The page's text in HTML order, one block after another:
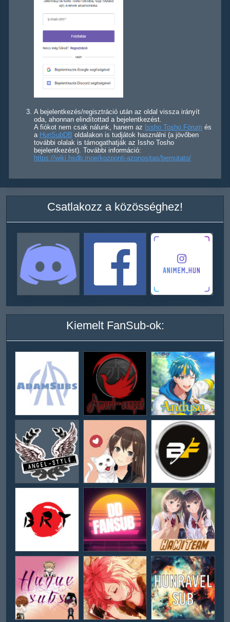
A bejelentkezés/regisztráció után az oldal vissza irányít
oda, ahonnan elindítottad a bejelentkezést.
A fiókot nem csak nálunk, hanem az Issho Tosho Fórum és
a HunSubDB oldalakon is tudjátok használni (a jövőben
további olalak is támogathatják az Issho Tosho
bejelentkezést). További információ:
https://wiki.hsdb.moe/kozponti-azonositas/bemutato/
Csatlakozz a közösséghez!
Kiemelt FanSub-ok: